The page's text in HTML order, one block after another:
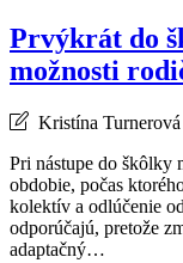
Prvýkrát do
možnosti
Kristína
Pri nástupe do škôlky
obdobie, počas
kolektív a odlúčenie
odporúčajú, pretože
adaptačný…